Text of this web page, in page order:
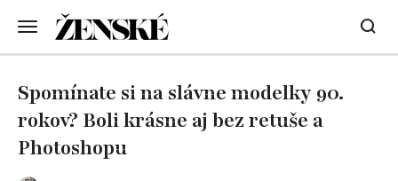
Spomínate si na slávne modelky 90.
rokov? Boli krásne aj bez retuše a
Photoshopu